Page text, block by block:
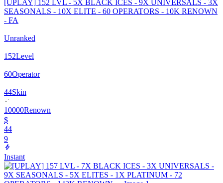
[UPLAY] 152 LVL - 5X BLACK ICES - 9X UNIVERSALS - 3X
SEASONALS - 10X ELITE - 60 OPERATORS - 10K RENOWN
- FA
Unranked
152Level
60Operator
44Skin
10000Renown
$
44
9
Instant